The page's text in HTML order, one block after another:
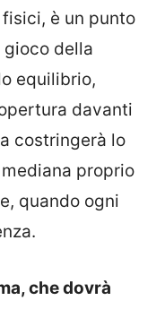
è un punto
della
equilibrio,
davanti
costringerà lo
proprio
quando ogni
che dovrà